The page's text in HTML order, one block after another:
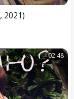
2021)
02:48